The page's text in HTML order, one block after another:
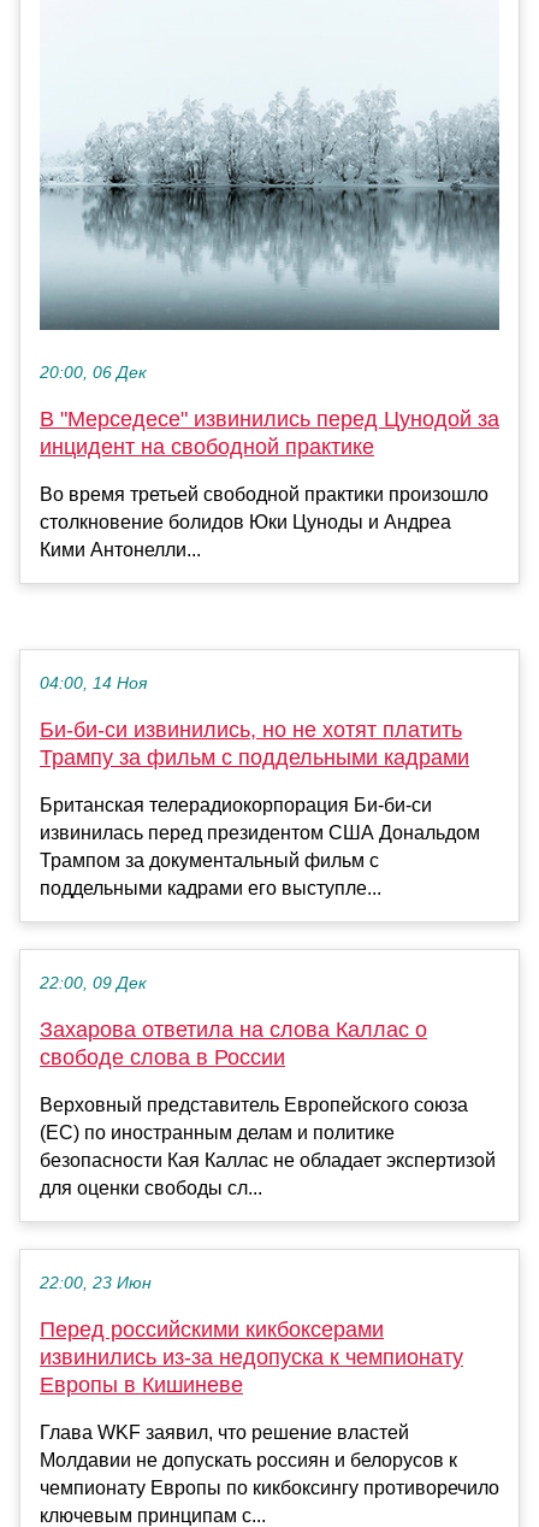
20:00, 06 Дек
В "Мерседесе" извинились перед Цунодой за
инцидент на свободной практике
Во время третьей свободной практики произошло
столкновение болидов Юки Цуноды и Андреа
Кими Антонелли...
04:00, 14 Ноя
Би-би-си извинились, но не хотят платить
Трампу за фильм с поддельными кадрами
Британская телерадиокорпорация Би-би-си
извинилась перед президентом США Дональдом
Трампом за документальный фильм с
поддельными кадрами его выступле...
22:00, 09 Дек
Захарова ответила на слова Каллас о
свободе слова в России
Верховный представитель Европейского союза
(ЕС) по иностранным делам и политике
безопасности Кая Каллас не обладает экспертизой
для оценки свободы сл...
22:00, 23 Июн
Перед российскими кикбоксерами
извинились из-за недопуска к чемпионату
Европы в Кишиневе
Глава WKF заявил, что решение властей
Молдавии не допускать россиян и белорусов к
чемпионату Европы по кикбоксингу противоречило
ключевым принципам с...